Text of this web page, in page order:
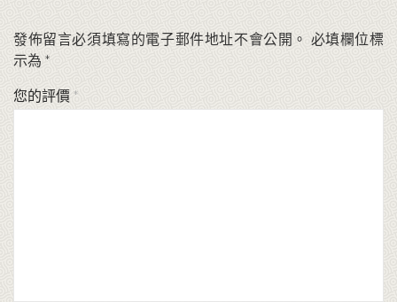
發佈留言必須填寫的電子郵件地址不會公開。 必填欄位標
示為 *
您的評價 *